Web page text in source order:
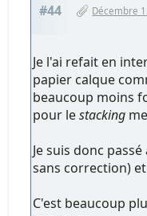
#44 Décembre
Je l'ai refait en
papier calque
beaucoup moins
pour lestacking
Je suis donc
sans correction)
C'est beaucoup